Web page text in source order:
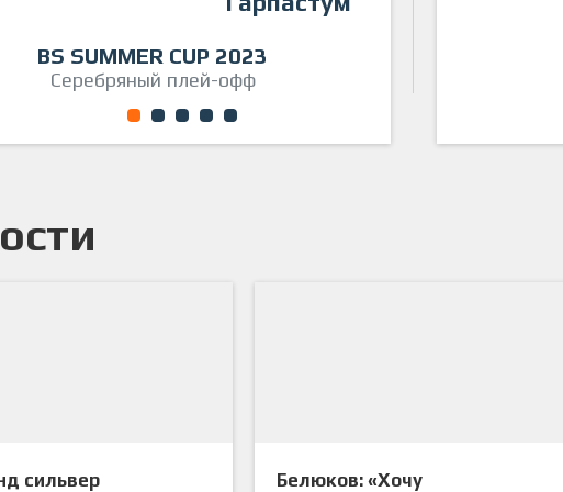
BS SUMMER CUP 2023
Серебряный плей-офф
BS
1 2 3 4 5
Финальный этап
сильвер
Белюков: «Хочу